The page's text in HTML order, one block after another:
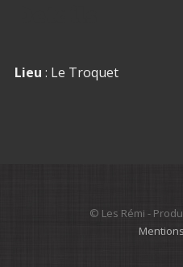
Lieu : Le Troquet
© Les Rémi -